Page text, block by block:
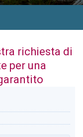
richiesta di
per una